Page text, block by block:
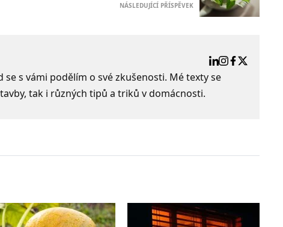
NÁSLEDUJÍCÍ PŘÍSPĚVEK
se s vámi podělím o své zkušenosti. Mé texty se
tak i různých tipů a triků v domácnosti.